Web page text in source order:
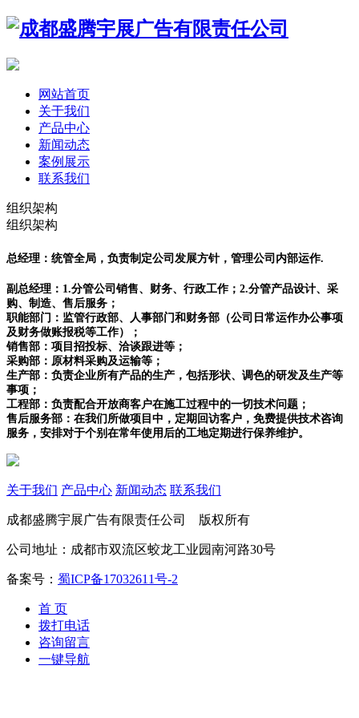
网站首页
关于我们
产品中心
新闻动态
案例展示
联系我们
组织架构
组织架构
总经理：统管全局，负责制定公司发展方针，管理公司内部运作.
副总经理：1.分管公司销售、财务、行政工作；2.分管产品设计、采
购、制造、售后服务；
职能部门：监管行政部、人事部门和财务部（公司日常运作办公事项
及财务做账报税等工作）；
销售部：项目招投标、洽谈跟进等；
采购部：原材料采购及运输等；
生产部：负责企业所有产品的生产，包括形状、调色的研发及生产等
事项；
工程部：负责配合开放商客户在施工过程中的一切技术问题；
售后服务部：在我们所做项目中，定期回访客户，免费提供技术咨询
服务，安排对于个别在常年使用后的工地定期进行保养维护。
关于我们 产品中心 新闻动态 联系我们
成都盛腾宇展广告有限责任公司 版权所有
公司地址：成都市双流区蛟龙工业园南河路30号
备案号： 蜀ICP备17032611号-2
首 页
拨打电话
咨询留言
一键导航